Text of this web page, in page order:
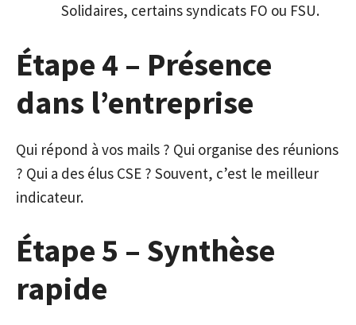
Solidaires, certains syndicats FO ou FSU.
Étape 4 – Présence
dans l’entreprise
Qui répond à vos mails ? Qui organise des réunions
? Qui a des élus CSE ? Souvent, c’est le meilleur
indicateur.
Étape 5 – Synthèse
rapide